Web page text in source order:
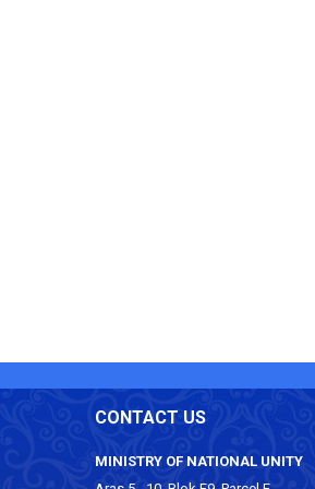
CONTACT US
MINISTRY OF NATIONAL UNITY